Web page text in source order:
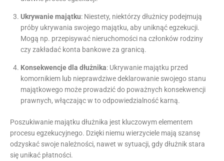
Ukrywanie majątku: Niestety, niektórzy dłużnicy podejmują
próby ukrywania swojego majątku, aby uniknąć egzekucji.
Mogą np. przepisywać nieruchomości na członków rodziny
czy zakładać konta bankowe za granicą.
Konsekwencje dla dłużnika: Ukrywanie majątku przed
komornikiem lub nieprawdziwe deklarowanie swojego stanu
majątkowego może prowadzić do poważnych konsekwencji
prawnych, włączając w to odpowiedzialność karną.
Poszukiwanie majątku dłużnika jest kluczowym elementem
procesu egzekucyjnego. Dzięki niemu wierzyciele mają szansę
odzyskać swoje należności, nawet w sytuacji, gdy dłużnik stara
się unikać płatności.